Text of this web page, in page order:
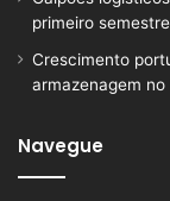
primeiro
Crescimento
armazenagem no
Navegue